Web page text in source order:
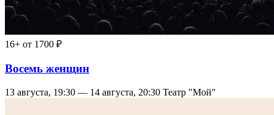
16+ от 1700 ₽
Восемь женщин
13 августа, 19:30 — 14 августа, 20:30 Театр "Мой"